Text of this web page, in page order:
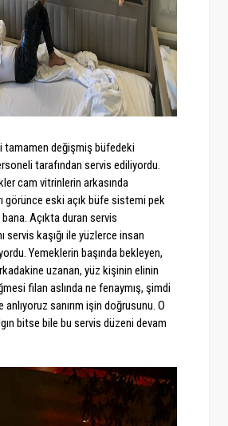
tamamen değişmiş büfedeki
tarafından servis ediliyordu.
cam vitrinlerin arkasında
görünce eski açık büfe sistemi pek
bana. Açıkta duran servis
servis kaşığı ile yüzlerce insan
Yemeklerin başında bekleyen,
uzanan, yüz kişinin elinin
filan aslında ne fenaymış, şimdi
sanırım işin doğrusunu. O
bitse bile bu servis düzeni devam